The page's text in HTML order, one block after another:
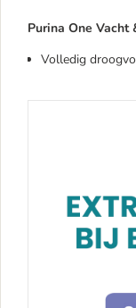
Purina One Vacht
Volledig